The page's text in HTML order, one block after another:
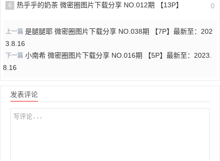
6 热乎乎的奶茶 微密圈图片下载分享 NO.012期 【13P】 0
上一篇 是腿腿耶 微密圈图片下载分享 NO.038期 【7P】最新至：202
3.8.16
下一篇 小南希 微密圈图片下载分享 NO.016期 【5P】最新至：2023.
8.16
发表评论